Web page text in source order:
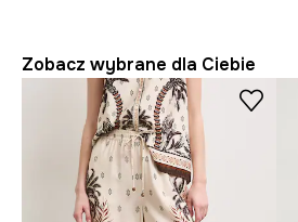
Zobacz wybrane dla Ciebie